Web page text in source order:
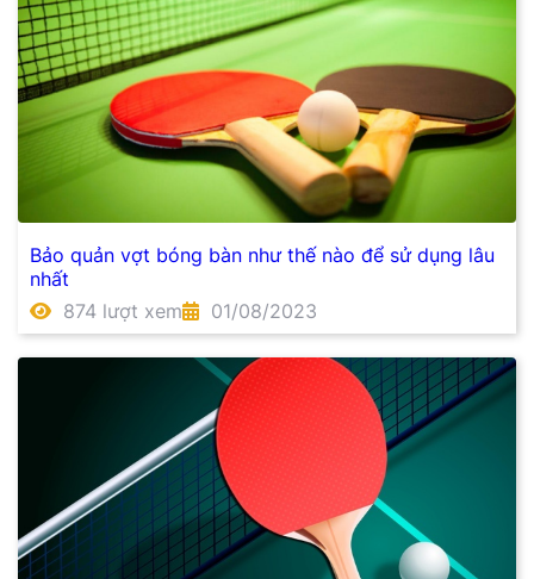
Bảo quản vợt bóng bàn như thế nào để sử dụng lâu
nhất
874 lượt xem
01/08/2023